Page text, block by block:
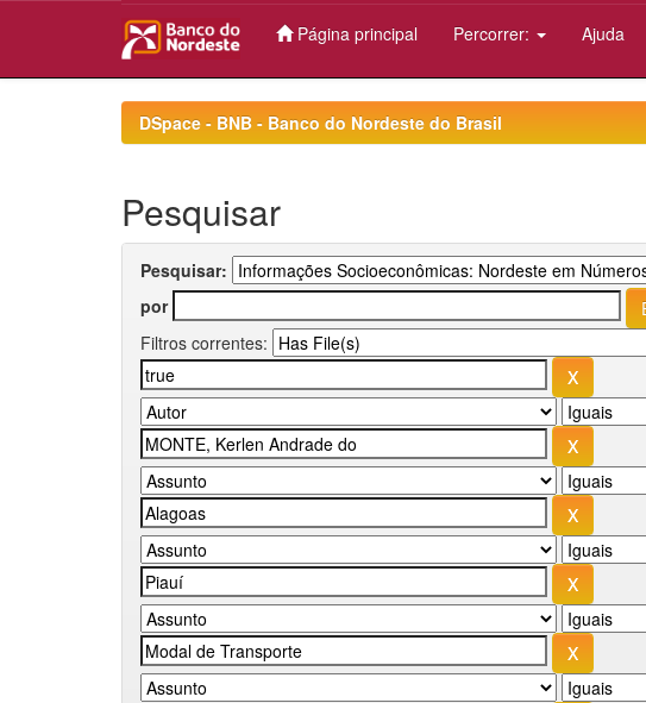
Página principal Percorrer: Ajuda
DSpace - BNB - Banco do Nordeste do Brasil
Pesquisar
Pesquisar:
por
Filtros correntes: